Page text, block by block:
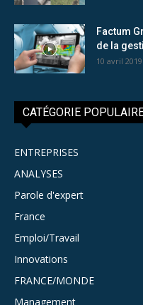
Factum
de la
10 avril 2019
CATÉGORIE
ENTREPRISES
ANALYSES
Parole d'expert
France
Emploi/Travail
Innovations
FRANCE/MONDE
Management